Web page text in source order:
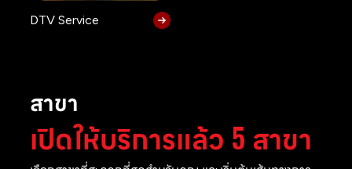
DTV Service
สาขา
เปิดให้บริการแล้ว 5 สาขา